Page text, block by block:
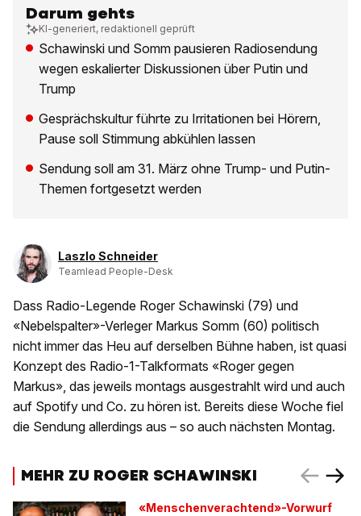
Darum gehts
KI-generiert, redaktionell geprüft
Schawinski und Somm pausieren Radiosendung
wegen eskalierter Diskussionen über Putin und
Trump
Gesprächskultur führte zu Irritationen bei Hörern,
Pause soll Stimmung abkühlen lassen
Sendung soll am 31. März ohne Trump- und Putin-
Themen fortgesetzt werden
Laszlo Schneider
Teamlead People-Desk
Dass Radio-Legende Roger Schawinski (79) und
«Nebelspalter»-Verleger Markus Somm (60) politisch
nicht immer das Heu auf derselben Bühne haben, ist quasi
Konzept des Radio-1-Talkformats «Roger gegen
Markus», das jeweils montags ausgestrahlt wird und auch
auf Spotify und Co. zu hören ist. Bereits diese Woche fiel
die Sendung allerdings aus – so auch nächsten Montag.
MEHR ZU ROGER SCHAWINSKI
«Menschenverachtend»-Vorwurf